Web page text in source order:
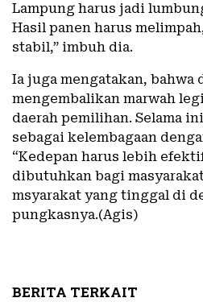
Lampung harus jadi
Hasil panen harus
stabil,” imbuh dia.
Ia juga mengatakan, bahwa
mengembalikan marwah
daerah pemilihan. Selama
sebagai kelembagaan
“Kedepan harus lebih
dibutuhkan bagi
msyarakat yang tinggal di
pungkasnya.(Agis)
BERITA TERKAIT